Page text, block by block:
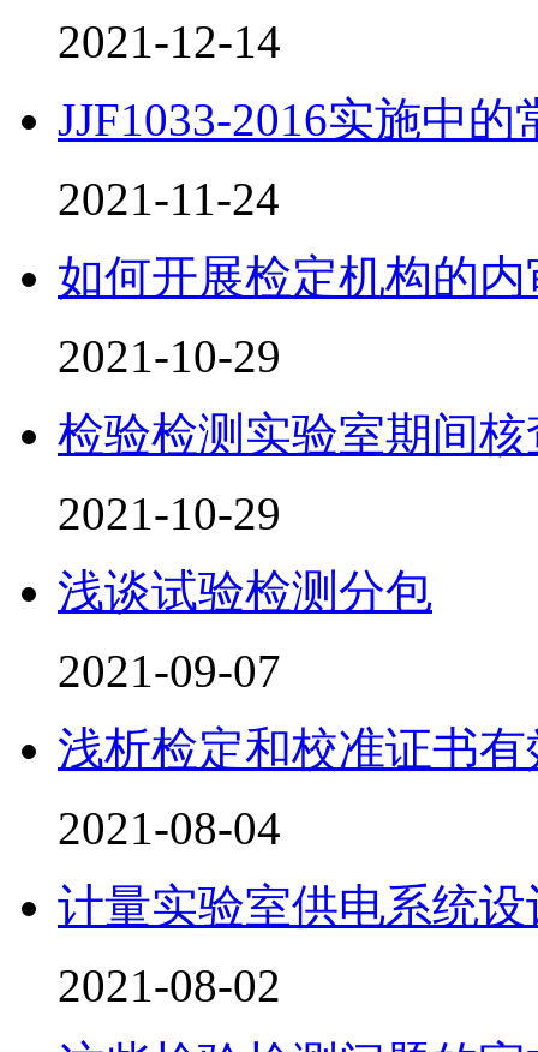
2021-12-14
JJF1033-2016实施中
2021-11-24
如何开展检定机构的
2021-10-29
检验检测实验室期间
2021-10-29
浅谈试验检测分包
2021-09-07
浅析检定和校准证书
2021-08-04
计量实验室供电系统
2021-08-02